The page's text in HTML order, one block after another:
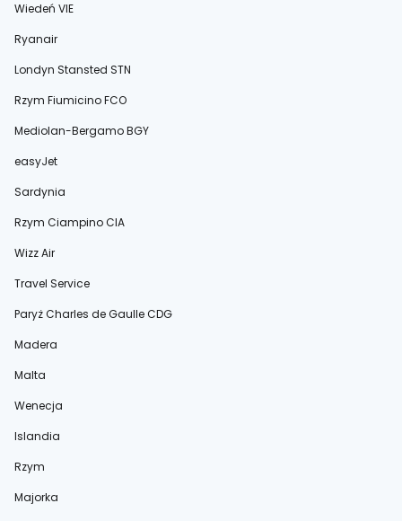
Wiedeń VIE
Ryanair
Londyn Stansted STN
Rzym Fiumicino FCO
Mediolan-Bergamo BGY
easyJet
Sardynia
Rzym Ciampino CIA
Wizz Air
Travel Service
Paryż Charles de Gaulle CDG
Madera
Malta
Wenecja
Islandia
Rzym
Majorka